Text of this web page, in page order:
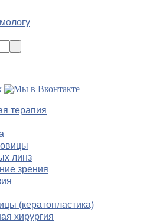
терапия
линз
зрения
(кератопластика)
хирургия